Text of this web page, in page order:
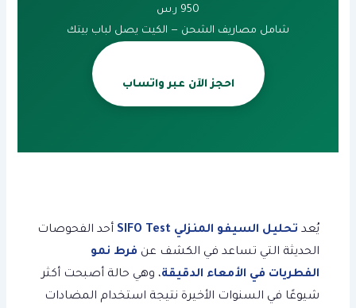
950 ر.س
شامل مصاريف الشحن — الكيت يصل لباب بيتك
احجز الآن عبر واتساب
يُعد تحليل السيفو المنزلي SIFO Test
أحد الفحوصات
الحديثة التي تساعد في الكشف عن فرط نمو
الفطريات في الأمعاء الدقيقة، وهي حالة أصبحت أكثر
شيوعًا في السنوات الأخيرة نتيجة استخدام المضادات